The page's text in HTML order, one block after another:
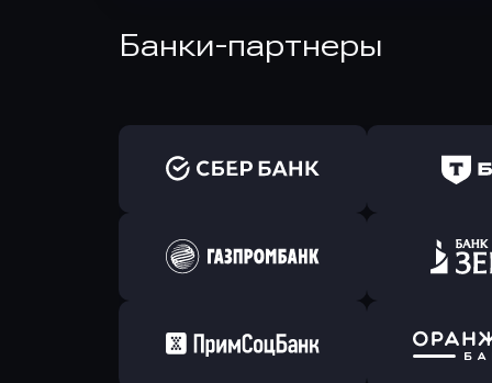
Банки-партнеры
Оправить заявку
в Сбербанк
в Т-Банк
Оправить заявку
в Газпромбанк
в